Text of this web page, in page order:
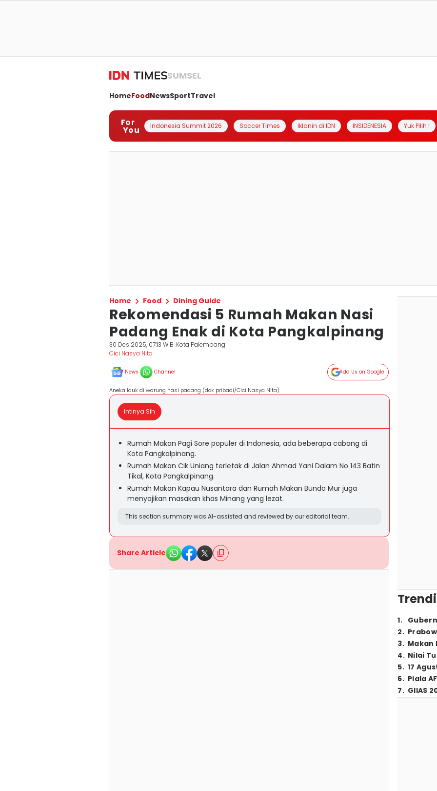
SUMSEL
HomeFoodNewsSportTravel
For
You Indonesia Summit 2026 Soccer Times Iklanin di IDN INSIDENESIA Yuk Pilih !
Home Food Dining Guide
Rekomendasi 5 Rumah Makan Nasi
Padang Enak di Kota Pangkalpinang
30 Des 2025, 07:13 WIB Kota Palembang
Cici Nasya Nita
News Channel Add Us on Google
Aneka lauk di warung nasi padang (dok pribadi/Cici Nasya Nita)
Intinya Sih
Rumah Makan Pagi Sore populer di Indonesia, ada beberapa cabang di
Kota Pangkalpinang.
Rumah Makan Cik Uniang terletak di Jalan Ahmad Yani Dalam No 143 Batin
Tikal, Kota Pangkalpinang.
Rumah Makan Kapau Nusantara dan Rumah Makan Bundo Mur juga
menyajikan masakan khas Minang yang lezat.
This section summary was AI-assisted and reviewed by our editorial team.
Share Article
1.
2.
3. Makan
4. Nilai
5. 17
6. Piala
7. GIIAS